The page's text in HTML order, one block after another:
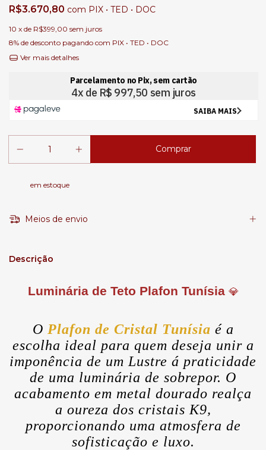
R$3.670,80 com PIX • TED • DOC
10 x de R$399,00 sem juros
8% de desconto pagando com PIX • TED • DOC
Ver mais detalhes
em estoque
Meios de envio
Descrição
Luminária de Teto Plafon Tunísia 💎
O Plafon de Cristal Tunísia é a
escolha ideal para quem deseja unir a
imponência de um Lustre á praticidade
de uma luminária de sobrepor. O
acabamento em metal dourado realça
a oureza dos cristais K9,
proporcionando uma atmosfera de
sofisticação e luxo.